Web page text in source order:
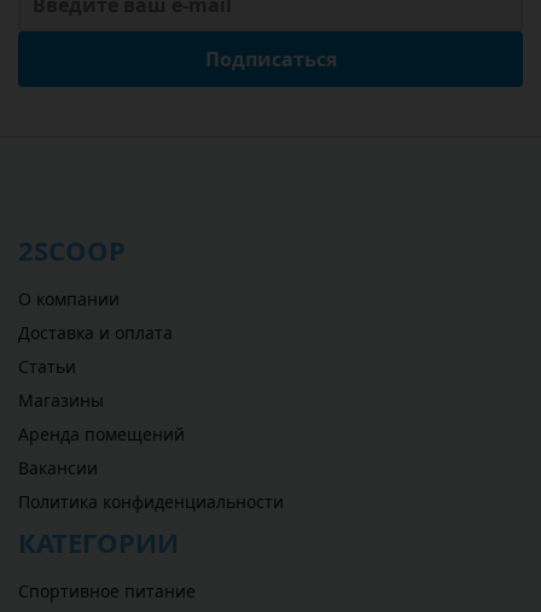
Подписаться
2SCOOP
О компании
Доставка и оплата
Статьи
Магазины
Аренда помещений
Вакансии
Политика конфиденциальности
КАТЕГОРИИ
Спортивное питание